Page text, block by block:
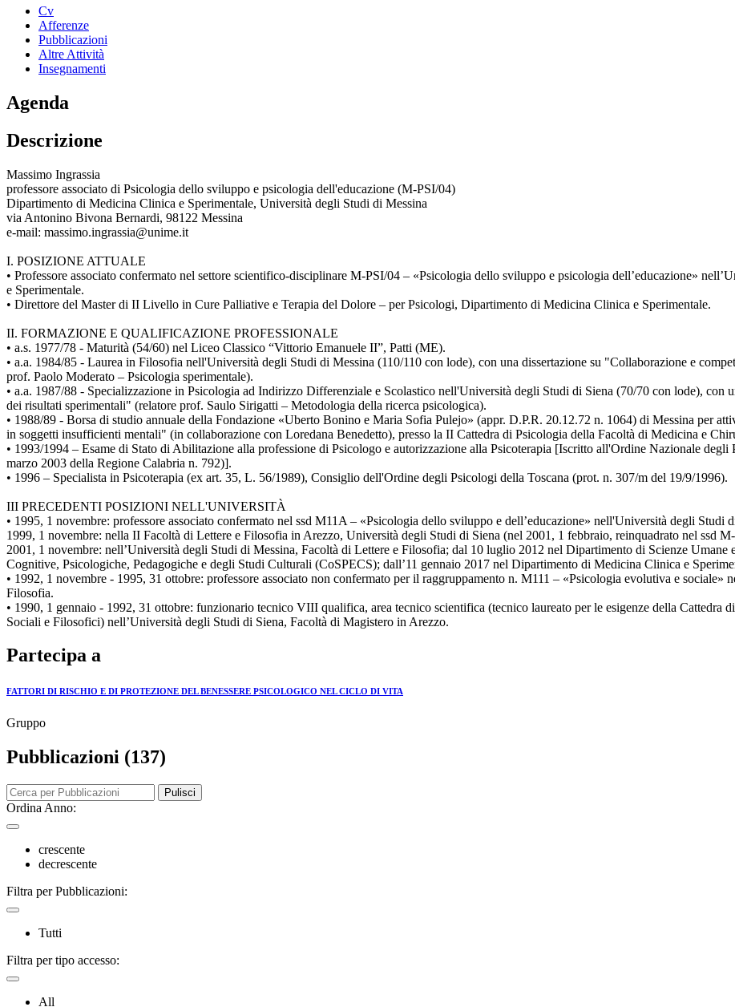
Cv
Afferenze
Pubblicazioni
Altre Attività
Insegnamenti
Agenda
Descrizione
Massimo Ingrassia
professore associato di Psicologia dello sviluppo e psicologia dell'educazione (M-PSI/04)
Dipartimento di Medicina Clinica e Sperimentale, Università degli Studi di Messina
via Antonino Bivona Bernardi, 98122 Messina
e-mail: massimo.ingrassia@unime.it
I. POSIZIONE ATTUALE
• Professore associato confermato nel settore scientifico-disciplinare M-PSI/04 – «Psicologia dello sviluppo e psicologia dell’educazione»
e Sperimentale.
• Direttore del Master di II Livello in Cure Palliative e Terapia del Dolore – per Psicologi, Dipartimento di Medicina Clinica e Sperimentale.
II. FORMAZIONE E QUALIFICAZIONE PROFESSIONALE
• a.s. 1977/78 - Maturità (54/60) nel Liceo Classico “Vittorio Emanuele II”, Patti (ME).
• a.a. 1984/85 - Laurea in Filosofia nell'Università degli Studi di Messina (110/110 con lode), con una dissertazione su "Collaborazione e
prof. Paolo Moderato – Psicologia sperimentale).
• a.a. 1987/88 - Specializzazione in Psicologia ad Indirizzo Differenziale e Scolastico nell'Università degli Studi di Siena (70/70 con lode), con
dei risultati sperimentali" (relatore prof. Saulo Sirigatti – Metodologia della ricerca psicologica).
• 1988/89 - Borsa di studio annuale della Fondazione «Uberto Bonino e Maria Sofia Pulejo» (appr. D.P.R. 20.12.72 n. 1064) di Messina per
in soggetti insufficienti mentali" (in collaborazione con Loredana Benedetto), presso la II Cattedra di Psicologia della Facoltà di Medicina e
• 1993/1994 – Esame di Stato di Abilitazione alla professione di Psicologo e autorizzazione alla Psicoterapia [Iscritto all'Ordine Nazionale
marzo 2003 della Regione Calabria n. 792)].
• 1996 – Specialista in Psicoterapia (ex art. 35, L. 56/1989), Consiglio dell'Ordine degli Psicologi della Toscana (prot. n. 307/m del 19/9/1996).
III PRECEDENTI POSIZIONI NELL'UNIVERSITÀ
• 1995, 1 novembre: professore associato confermato nel ssd M11A – «Psicologia dello sviluppo e dell’educazione» nell'Università degli Studi
1999, 1 novembre: nella II Facoltà di Lettere e Filosofia in Arezzo, Università degli Studi di Siena (nel 2001, 1 febbraio, reinquadrato nel ssd
2001, 1 novembre: nell’Università degli Studi di Messina, Facoltà di Lettere e Filosofia; dal 10 luglio 2012 nel Dipartimento di Scienze
Cognitive, Psicologiche, Pedagogiche e degli Studi Culturali (CoSPECS); dall’11 gennaio 2017 nel Dipartimento di Medicina Clinica e
• 1992, 1 novembre - 1995, 31 ottobre: professore associato non confermato per il raggruppamento n. M111 – «Psicologia evolutiva e
Filosofia.
• 1990, 1 gennaio - 1992, 31 ottobre: funzionario tecnico VIII qualifica, area tecnico scientifica (tecnico laureato per le esigenze della
Sociali e Filosofici) nell’Università degli Studi di Siena, Facoltà di Magistero in Arezzo.
Partecipa a
FATTORI DI RISCHIO E DI PROTEZIONE DEL BENESSERE PSICOLOGICO NEL CICLO DI VITA
Gruppo
Pubblicazioni (137)
Pulisci
Ordina Anno:
crescente
decrescente
Filtra per Pubblicazioni:
Tutti
Filtra per tipo accesso:
All